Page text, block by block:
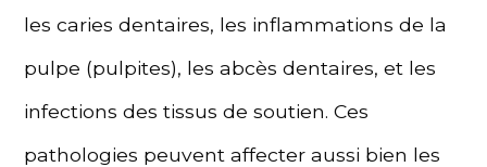
les caries dentaires, les inflammations de la
pulpe (pulpites), les abcès dentaires, et les
infections des tissus de soutien. Ces
pathologies peuvent affecter aussi bien les